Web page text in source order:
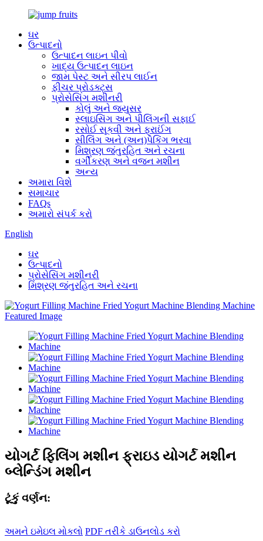
ઘર
ઉત્પાદનો
ઉત્પાદન લાઇન પીવો
ખાદ્ય ઉત્પાદન લાઇન
જામ પેસ્ટ અને સીરપ લાઈન
ફીચર પ્રોડક્ટ્સ
પ્રોસેસિંગ મશીનરી
કોલું અને જ્યુસર
સ્લાઇસિંગ અને પીલિંગની સફાઈ
રસોઈ સૂકવી અને ફ્રાઈંગ
સીલિંગ અને (અન)પેકિંગ ભરવા
મિશ્રણ જંતુરહિત અને રચના
વર્ગીકરણ અને વજન મશીન
અન્ય
અમારા વિશે
સમાચાર
FAQs
અમારો સંપર્ક કરો
English
ઘર
ઉત્પાદનો
પ્રોસેસિંગ મશીનરી
મિશ્રણ જંતુરહિત અને રચના
યોગર્ટ ફિલિંગ મશીન ફ્રાઇડ યોગર્ટ મશીન
બ્લેન્ડિંગ મશીન
ટૂંકું વર્ણન:
અમને ઇમેઇલ મોકલો PDF તરીકે ડાઉનલોડ કરો